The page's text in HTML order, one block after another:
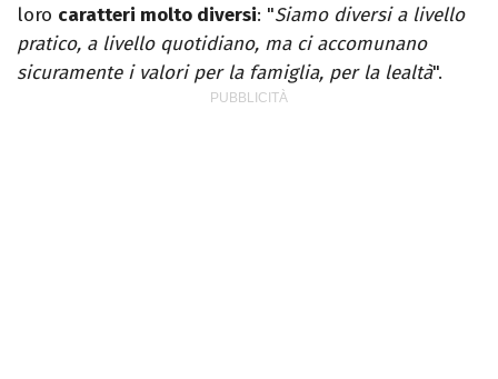
loro caratteri molto diversi: "Siamo diversi a livello
pratico, a livello quotidiano, ma ci accomunano
sicuramente i valori per la famiglia, per la lealtà".